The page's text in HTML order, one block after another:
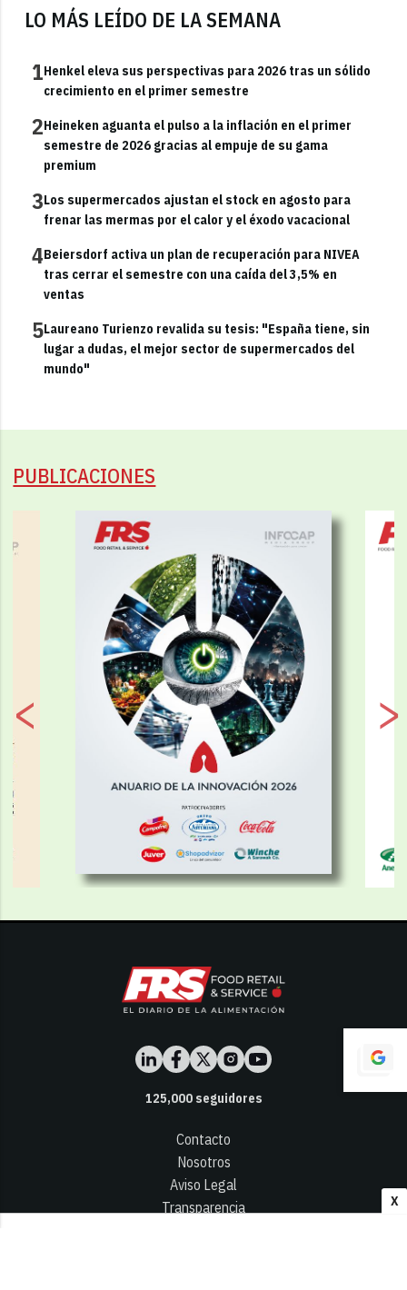
X
LO MÁS LEÍDO DE LA SEMANA
1Henkel eleva sus perspectivas para 2026 tras un sólido
crecimiento en el primer semestre
2Heineken aguanta el pulso a la inflación en el primer
semestre de 2026 gracias al empuje de su gama
premium
3Los supermercados ajustan el stock en agosto para
frenar las mermas por el calor y el éxodo vacacional
4Beiersdorf activa un plan de recuperación para NIVEA
tras cerrar el semestre con una caída del 3,5% en
ventas
5Laureano Turienzo revalida su tesis: "España tiene, sin
lugar a dudas, el mejor sector de supermercados del
mundo"
PUBLICACIONES
125,000seguidores
Contacto
Nosotros
Aviso Legal
Transparencia